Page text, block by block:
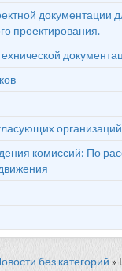
документации
проектирования.
организаций
комиссий: По
без категорий »